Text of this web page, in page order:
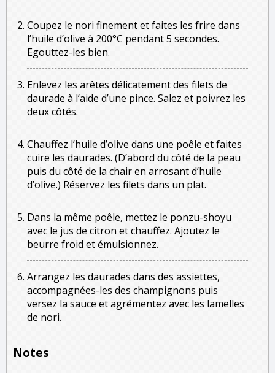
Coupez le nori finement et faites les frire dans
l’huile d’olive à 200°C pendant 5 secondes.
Egouttez-les bien.
Enlevez les arêtes délicatement des filets de
daurade à l’aide d’une pince. Salez et poivrez les
deux côtés.
Chauffez l’huile d’olive dans une poêle et faites
cuire les daurades. (D’abord du côté de la peau
puis du côté de la chair en arrosant d’huile
d’olive.) Réservez les filets dans un plat.
Dans la même poêle, mettez le ponzu-shoyu
avec le jus de citron et chauffez. Ajoutez le
beurre froid et émulsionnez.
Arrangez les daurades dans des assiettes,
accompagnées-les des champignons puis
versez la sauce et agrémentez avec les lamelles
de nori.
Notes